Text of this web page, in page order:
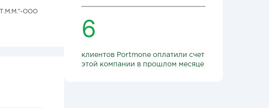
ООО
6
клиентов Portmone оплатили счет
этой компании в прошлом месяце